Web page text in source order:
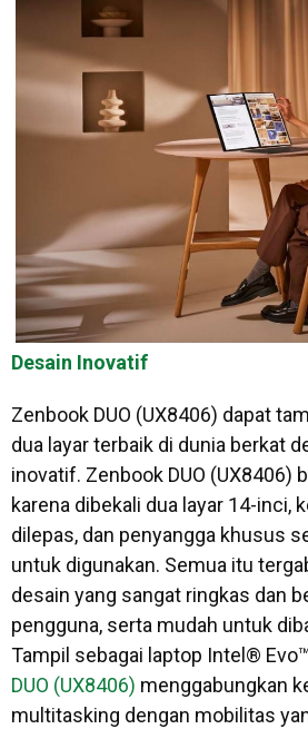
Desain Inovatif
Zenbook DUO (UX8406) dapat
dua layar terbaik di dunia berkat
inovatif. Zenbook DUO (UX8406)
karena dibekali dua layar 14-inci,
dilepas, dan penyangga khusus
untuk digunakan. Semua itu
desain yang sangat ringkas dan
pengguna, serta mudah untuk
Tampil sebagai laptop Intel®
DUO (UX8406) menggabungkan
multitasking dengan mobilitas